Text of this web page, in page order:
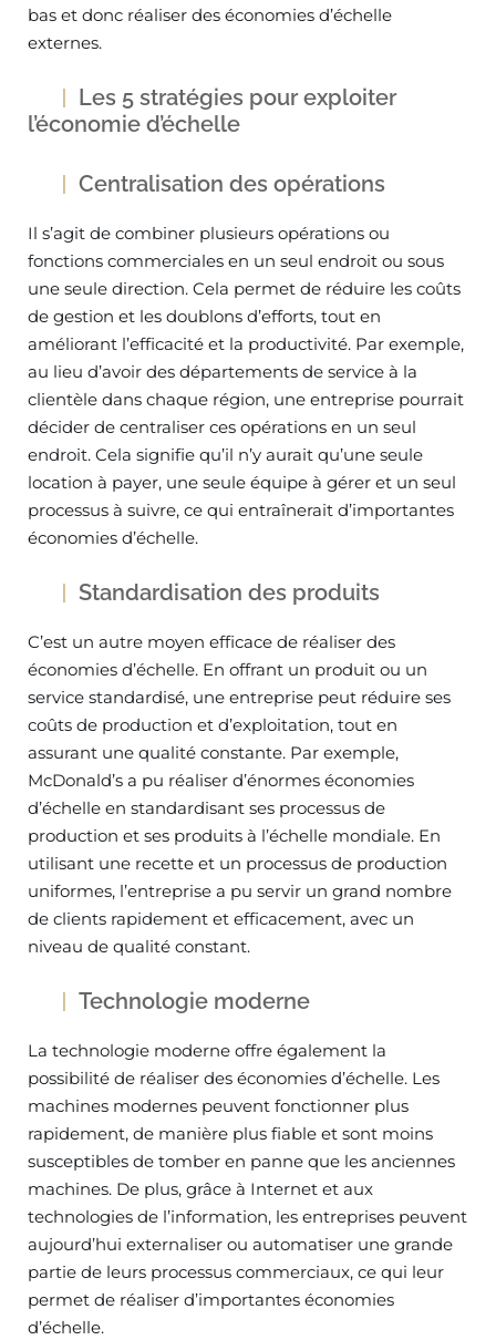
bas et donc réaliser des économies d’échelle
externes.
Les 5 stratégies pour exploiter
l’économie d’échelle
Centralisation des opérations
Il s’agit de combiner plusieurs opérations ou
fonctions commerciales en un seul endroit ou sous
une seule direction. Cela permet de réduire les coûts
de gestion et les doublons d’efforts, tout en
améliorant l’efficacité et la productivité. Par exemple,
au lieu d’avoir des départements de service à la
clientèle dans chaque région, une entreprise pourrait
décider de centraliser ces opérations en un seul
endroit. Cela signifie qu’il n’y aurait qu’une seule
location à payer, une seule équipe à gérer et un seul
processus à suivre, ce qui entraînerait d’importantes
économies d’échelle.
Standardisation des produits
C’est un autre moyen efficace de réaliser des
économies d’échelle. En offrant un produit ou un
service standardisé, une entreprise peut réduire ses
coûts de production et d’exploitation, tout en
assurant une qualité constante. Par exemple,
McDonald’s a pu réaliser d’énormes économies
d’échelle en standardisant ses processus de
production et ses produits à l’échelle mondiale. En
utilisant une recette et un processus de production
uniformes, l’entreprise a pu servir un grand nombre
de clients rapidement et efficacement, avec un
niveau de qualité constant.
Technologie moderne
La technologie moderne offre également la
possibilité de réaliser des économies d’échelle. Les
machines modernes peuvent fonctionner plus
rapidement, de manière plus fiable et sont moins
susceptibles de tomber en panne que les anciennes
machines. De plus, grâce à Internet et aux
technologies de l’information, les entreprises peuvent
aujourd’hui externaliser ou automatiser une grande
partie de leurs processus commerciaux, ce qui leur
permet de réaliser d’importantes économies
d’échelle.